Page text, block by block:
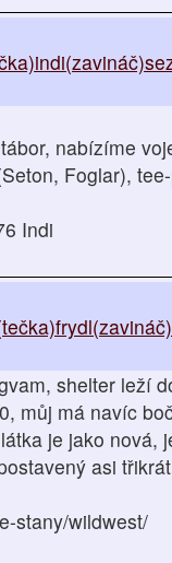
nabízíme
Foglar),
Indi
shelter leží
můj má navíc
je jako nová,
asi
stany/wildwest/